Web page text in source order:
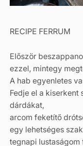
RECIPE FERRUM
Először
ezzel, mintegy
A hab egyenletes
Fedje el a
dárdákat,
arcom feketítő
egy lehetséges
tegnapi lustaságom